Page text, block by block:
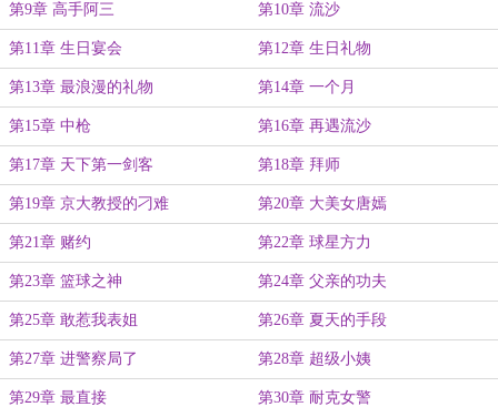
第9章 高手阿三 第10章 流沙
第11章 生日宴会 第12章 生日礼物
第13章 最浪漫的礼物 第14章 一个月
第15章 中枪 第16章 再遇流沙
第17章 天下第一剑客 第18章 拜师
第19章 京大教授的刁难 第20章 大美女唐嫣
第21章 赌约 第22章 球星方力
第23章 篮球之神 第24章 父亲的功夫
第25章 敢惹我表姐 第26章 夏天的手段
第27章 进警察局了 第28章 超级小姨
第29章 最直接 第30章 耐克女警